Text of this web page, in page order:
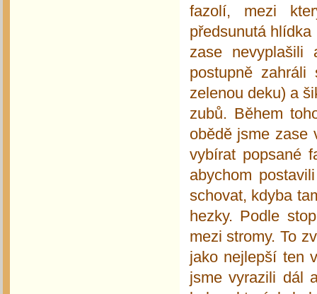
fazolí, mezi
předsunutá
zase
postupně
zelenou deku) a
zubů. Během
obědě jsme zase
vybírat popsané
abychom
schovat, kdyba
hezky. Podle
mezi stromy. To
jako nejlepší ten
jsme vyrazili dál